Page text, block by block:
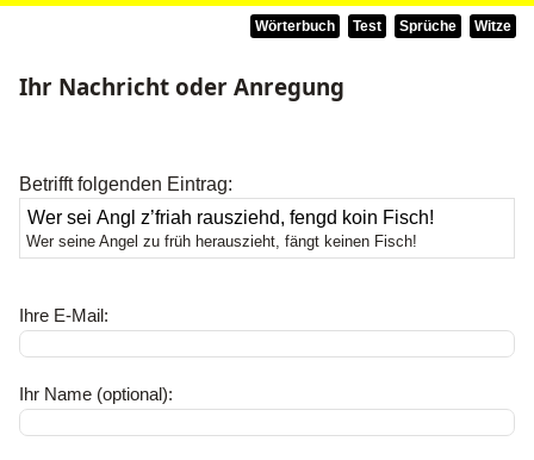
Wörterbuch Test Sprüche Witze
Ihr Nachricht oder Anregung
Betrifft folgenden Eintrag:
Wer seine Angel zu früh herauszieht, fängt keinen Fisch!
Ihre E-Mail:
Ihr Name (optional):